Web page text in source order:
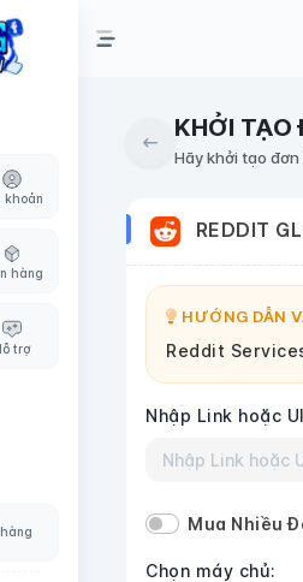
khoản
hàng
trợ
KHỞI TẠO
Hãy khởi tạo
REDDIT
HƯỚNG DẪN
Reddit
Nhập Link hoặc
Mua Nhiều
Chọn máy chủ: